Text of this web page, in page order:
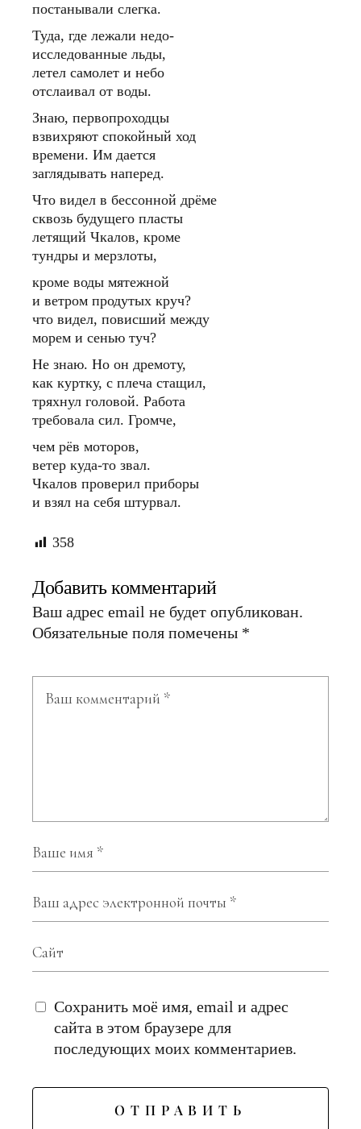
постанывали слегка.
Туда, где лежали недо-
исследованные льды,
летел самолет и небо
отслаивал от воды.
Знаю, первопроходцы
взвихряют спокойный ход
времени. Им дается
заглядывать наперед.
Что видел в бессонной дрёме
сквозь будущего пласты
летящий Чкалов, кроме
тундры и мерзлоты,
кроме воды мятежной
и ветром продутых круч?
что видел, повисший между
морем и сенью туч?
Не знаю. Но он дремоту,
как куртку, с плеча стащил,
тряхнул головой. Работа
требовала сил. Громче,
чем рёв моторов,
ветер куда-то звал.
Чкалов проверил приборы
и взял на себя штурвал.
358
Добавить комментарий
Ваш адрес email не будет опубликован.
Обязательные поля помечены *
Сохранить моё имя, email и адрес
сайта в этом браузере для
последующих моих комментариев.
ОТПРАВИТЬ